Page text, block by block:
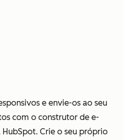
e envie-os ao seu
com o construtor de e-
Crie o seu próprio